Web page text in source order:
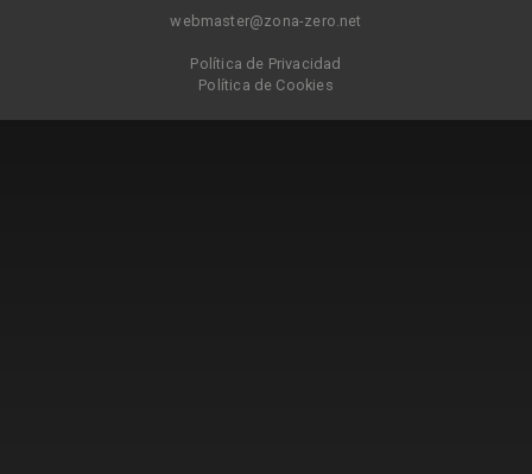
webmaster@zona-zero.net
Política de Privacidad
Política de Cookies